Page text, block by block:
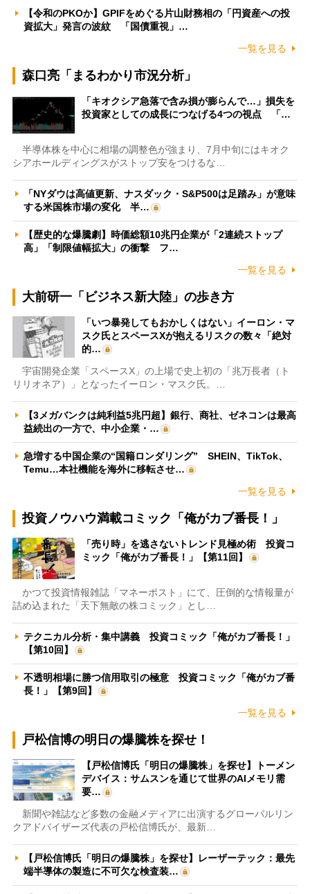
【令和のPKOか】GPIFをめぐる片山財務相の「円資産への投
資拡大」発言の波紋 「国債重視」…
一覧を見る
森口亮「まるわかり市況分析」
「キオクシア急落で含み損が膨らんで…」損失を
投資家としての成長につなげる4つの視点 「…
半導体株を中心に相場の調整色が強まり、7月中旬にはキオク
シアホールディングスがストップ安をつけるな…
「NYダウは高値更新、ナスダック・S&P500は足踏み」が意味
する米国株市場の変化 半…
【歴史的な爆騰劇】時価総額10兆円企業が「2連続ストップ
高」「制限値幅拡大」の衝撃 フ…
一覧を見る
大前研一「ビジネス新大陸」の歩き方
「いつ暴発してもおかしくはない」イーロン・マ
スク氏とスペースXが抱えるリスクの数々「絶対
的…
宇宙開発企業「スペースX」の上場で史上初の「兆万長者（ト
リリオネア）」となったイーロン・マスク氏。…
【3メガバンクは純利益5兆円超】銀行、商社、ゼネコンは最高
益続出の一方で、中小企業・…
急増する中国企業の“国籍ロンダリング” SHEIN、TikTok、
Temu…本社機能を海外に移転させ…
一覧を見る
投資ノウハウ満載コミック「俺がカブ番長！」
「売り時」を逃さないトレンド見極め術 投資コ
ミック「俺がカブ番長！」【第11回】
かつて投資情報雑誌「マネーポスト」にて、圧倒的な情報量が
詰め込まれた「天下無敵の株コミック」とし…
テクニカル分析・集中講義 投資コミック「俺がカブ番長！」
【第10回】
不透明相場に勝つ信用取引の極意 投資コミック「俺がカブ番
長！」【第9回】
一覧を見る
戸松信博の明日の爆騰株を探せ！
【戸松信博氏「明日の爆騰株」を探せ】トーメン
デバイス：サムスンを通じて世界のAIメモリ需
要…
新聞や雑誌など多数の金融メディアに出演するグローバルリン
クアドバイザーズ代表の戸松信博氏が、最新…
【戸松信博氏「明日の爆騰株」を探せ】レーザーテック：最先
端半導体の製造に不可欠な検査装…